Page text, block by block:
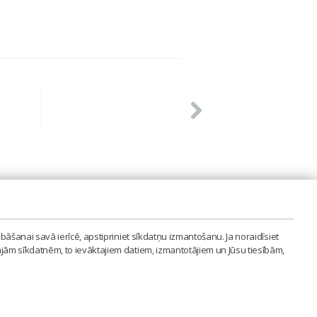
savā ierīcē, apstipriniet sīkdatņu izmantošanu. Ja noraidīsiet
sīkdatnēm, to ievāktajiem datiem, izmantotājiem un Jūsu tiesībām,